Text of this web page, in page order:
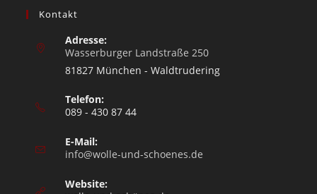
Kontakt
Adresse:
Wasserburger Landstraße 250
81827 München - Waldtrudering
Telefon:
089 - 430 87 44
E-Mail:
info@wolle-und-schoenes.de
Website: